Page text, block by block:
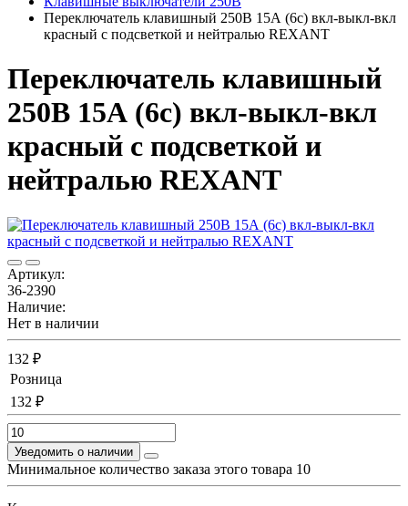
Переключатель клавишный 250В 15А (6с) вкл-выкл-вкл
красный с подсветкой и нейтралью REXANT
Переключатель клавишный
250В 15А (6с) вкл-выкл-вкл
красный с подсветкой и
нейтралью REXANT
Артикул:
36-2390
Наличие:
Нет в наличии
132 ₽
Розница
132 ₽
Уведомить о наличии
Минимальное количество заказа этого товара 10